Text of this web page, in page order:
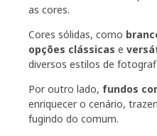
as cores.
Cores sólidas, como
opções clássicas e
diversos estilos de
Por outro lado, fundos
enriquecer o cenário,
fugindo do comum.